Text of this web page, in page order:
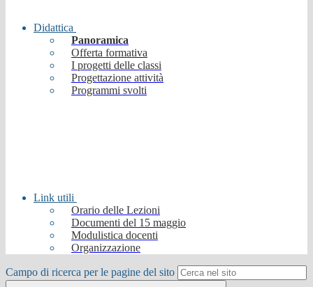
Didattica
Panoramica
Offerta formativa
I progetti delle classi
Progettazione attività
Programmi svolti
Link utili
Orario delle Lezioni
Documenti del 15 maggio
Modulistica docenti
Organizzazione
Campo di ricerca per le pagine del sito